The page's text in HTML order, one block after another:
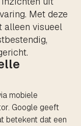
Met deze
alleen visueel
mobiele
Google geeft
betekent dat een